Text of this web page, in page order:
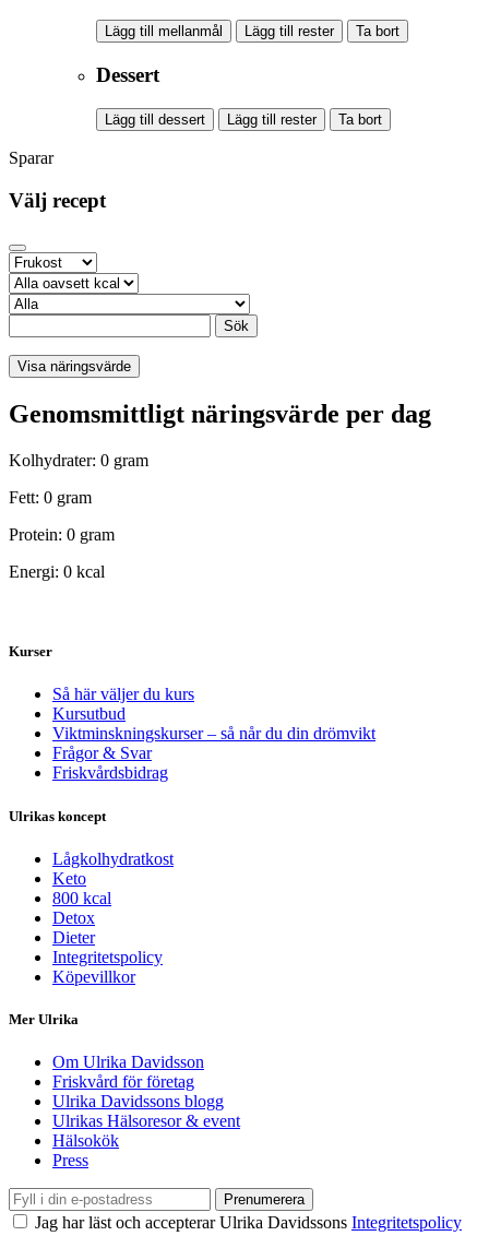
Lägg till mellanmål Lägg till rester Ta bort
Dessert
Lägg till dessert Lägg till rester Ta bort
Sparar
Välj recept
Sök
Visa näringsvärde
Genomsmittligt näringsvärde per dag
Kolhydrater: 0 gram
Fett: 0 gram
Protein: 0 gram
Energi: 0 kcal
Kurser
Så här väljer du kurs
Kursutbud
Viktminskningskurser – så når du din drömvikt
Frågor & Svar
Friskvårdsbidrag
Ulrikas koncept
Lågkolhydratkost
Keto
800 kcal
Detox
Dieter
Integritetspolicy
Köpevillkor
Mer Ulrika
Om Ulrika Davidsson
Friskvård för företag
Ulrika Davidssons blogg
Ulrikas Hälsoresor & event
Hälsokök
Press
Prenumerera
Jag har läst och accepterar Ulrika Davidssons Integritetspolicy